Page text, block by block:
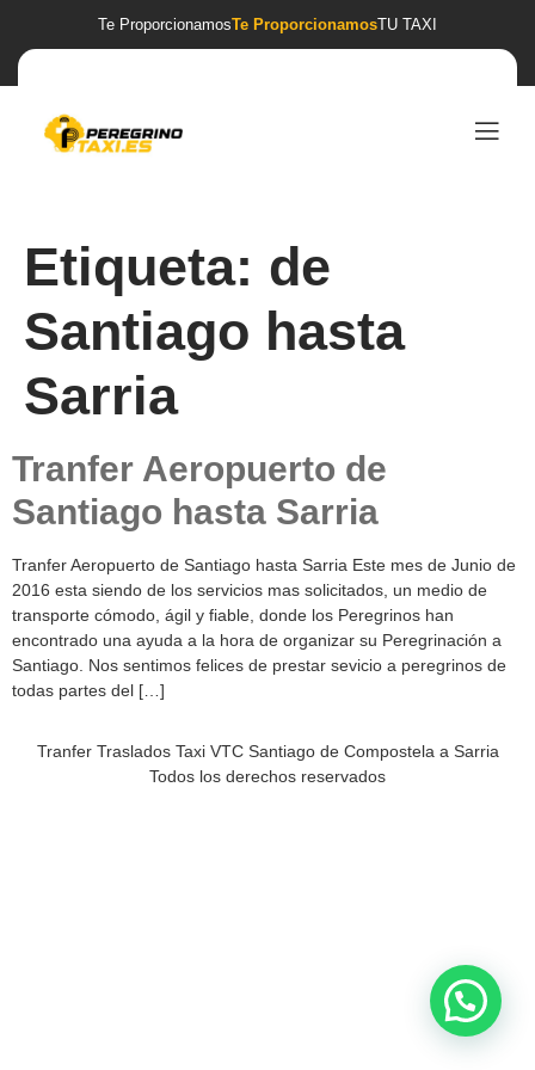
Te ProporcionamosTe ProporcionamosTU TAXI
Etiqueta: de
Santiago hasta
Sarria
Tranfer Aeropuerto de
Santiago hasta Sarria
Tranfer Aeropuerto de Santiago hasta Sarria Este mes de Junio de
2016 esta siendo de los servicios mas solicitados, un medio de
transporte cómodo, ágil y fiable, donde los Peregrinos han
encontrado una ayuda a la hora de organizar su Peregrinación a
Santiago. Nos sentimos felices de prestar sevicio a peregrinos de
todas partes del […]
Tranfer Traslados Taxi VTC Santiago de Compostela a Sarria
Todos los derechos reservados